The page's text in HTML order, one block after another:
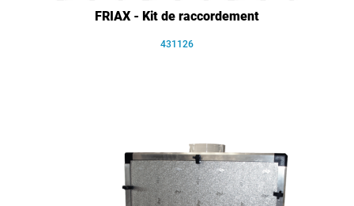
FRIAX - Kit de raccordement
431126